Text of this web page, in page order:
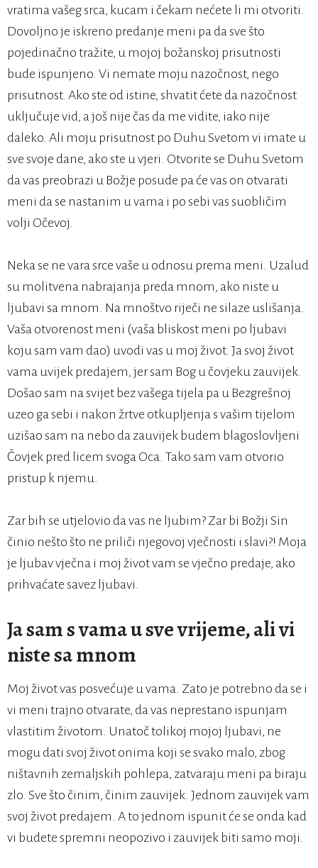
vratima vašeg srca, kucam i čekam nećete li mi otvoriti.
Dovoljno je iskreno predanje meni pa da sve što
pojedinačno tražite, u mojoj božanskoj prisutnosti
bude ispunjeno. Vi nemate moju nazočnost, nego
prisutnost. Ako ste od istine, shvatit ćete da nazočnost
uključuje vid, a još nije čas da me vidite, iako nije
daleko. Ali moju prisutnost po Duhu Svetom vi imate u
sve svoje dane, ako ste u vjeri. Otvorite se Duhu Svetom
da vas preobrazi u Božje posude pa će vas on otvarati
meni da se nastanim u vama i po sebi vas suobličim
volji Očevoj.
Neka se ne vara srce vaše u odnosu prema meni. Uzalud
su molitvena nabrajanja preda mnom, ako niste u
ljubavi sa mnom. Na mnoštvo riječi ne silaze uslišanja.
Vaša otvorenost meni (vaša bliskost meni po ljubavi
koju sam vam dao) uvodi vas u moj život. Ja svoj život
vama uvijek predajem, jer sam Bog u čovjeku zauvijek.
Došao sam na svijet bez vašega tijela pa u Bezgrešnoj
uzeo ga sebi i nakon žrtve otkupljenja s vašim tijelom
uzišao sam na nebo da zauvijek budem blagoslovljeni
Čovjek pred licem svoga Oca. Tako sam vam otvorio
pristup k njemu.
Zar bih se utjelovio da vas ne ljubim? Zar bi Božji Sin
činio nešto što ne priliči njegovoj vječnosti i slavi?! Moja
je ljubav vječna i moj život vam se vječno predaje, ako
prihvaćate savez ljubavi.
Ja sam s vama u sve vrijeme, ali vi
niste sa mnom
Moj život vas posvećuje u vama. Zato je potrebno da se i
vi meni trajno otvarate, da vas neprestano ispunjam
vlastitim životom. Unatoč tolikoj mojoj ljubavi, ne
mogu dati svoj život onima koji se svako malo, zbog
ništavnih zemaljskih pohlepa, zatvaraju meni pa biraju
zlo. Sve što činim, činim zauvijek. Jednom zauvijek vam
svoj život predajem. A to jednom ispunit će se onda kad
vi budete spremni neopozivo i zauvijek biti samo moji.